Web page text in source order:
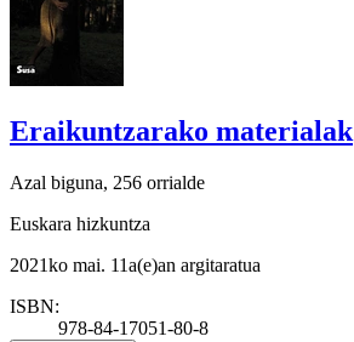
Eraikuntzarako materialak
Azal biguna, 256 orrialde
Euskara hizkuntza
2021ko mai. 11a(e)an argitaratua
ISBN:
978-84-17051-80-8